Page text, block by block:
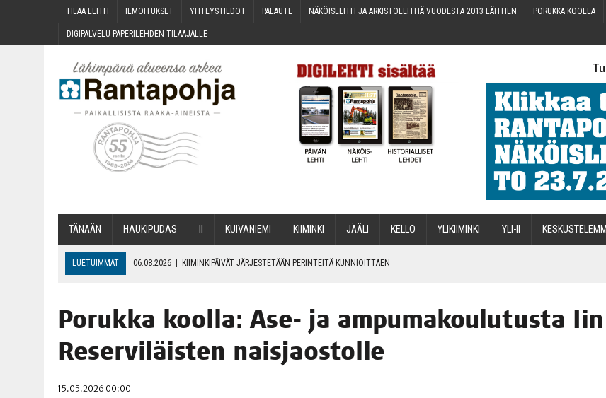
TILAA LEH­TI ILMOI­TUK­SET YHTEYS­TIE­DOT PALAU­TE NÄKÖIS­LEH­TI JA ARKIS­TO­LEH­TIÄ VUO­DES­TA 2013 LÄHTIEN PORUK­KA KOOLLA
DIGI­PAL­VE­LU PAPE­RI­LEH­DEN TILAAJALLE
TÄNÄÄN HAU­KI­PU­DAS KUI­VA­NIE­MI KII­MIN­KI JÄÄ­LI KEL­LO YLI­KII­MIN­KI YLI-II
LUETUIMMAT 06.08.2026 | KII­MIN­KI­PÄI­VÄT JÄR­JES­TE­TÄÄN PERIN­TEI­TÄ KUNNIOITTAEN
| MAKA­RO­NI­LAA­TI­KOL­LA ARKEEN
OPIN­TOI­HIN KAN­SA­LAIS­OPIS­TOS­SA VOI SAA­DA AVUSTUSTA
08.08.2026 MENO­VINK­KE­JÄ LOP­PU­KE­SÄN TAPAHTUMIIN
Poruk­ka kool­la: Ase- ja ampu­ma­kou­lu­tus­ta Iin
Reser­vi­läis­ten naisjaostolle
15.05.2026 00:00